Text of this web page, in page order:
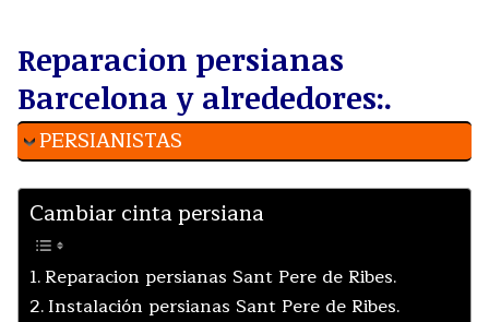
Reparacion persianas
Barcelona y alrededores:.
PERSIANISTAS
Cambiar cinta persiana
Reparacion persianas Sant Pere de Ribes.
Instalación persianas Sant Pere de Ribes.